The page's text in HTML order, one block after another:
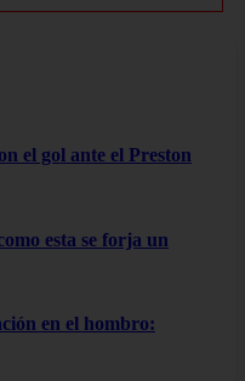
el gol ante el Preston
esta se forja un
en el hombro: